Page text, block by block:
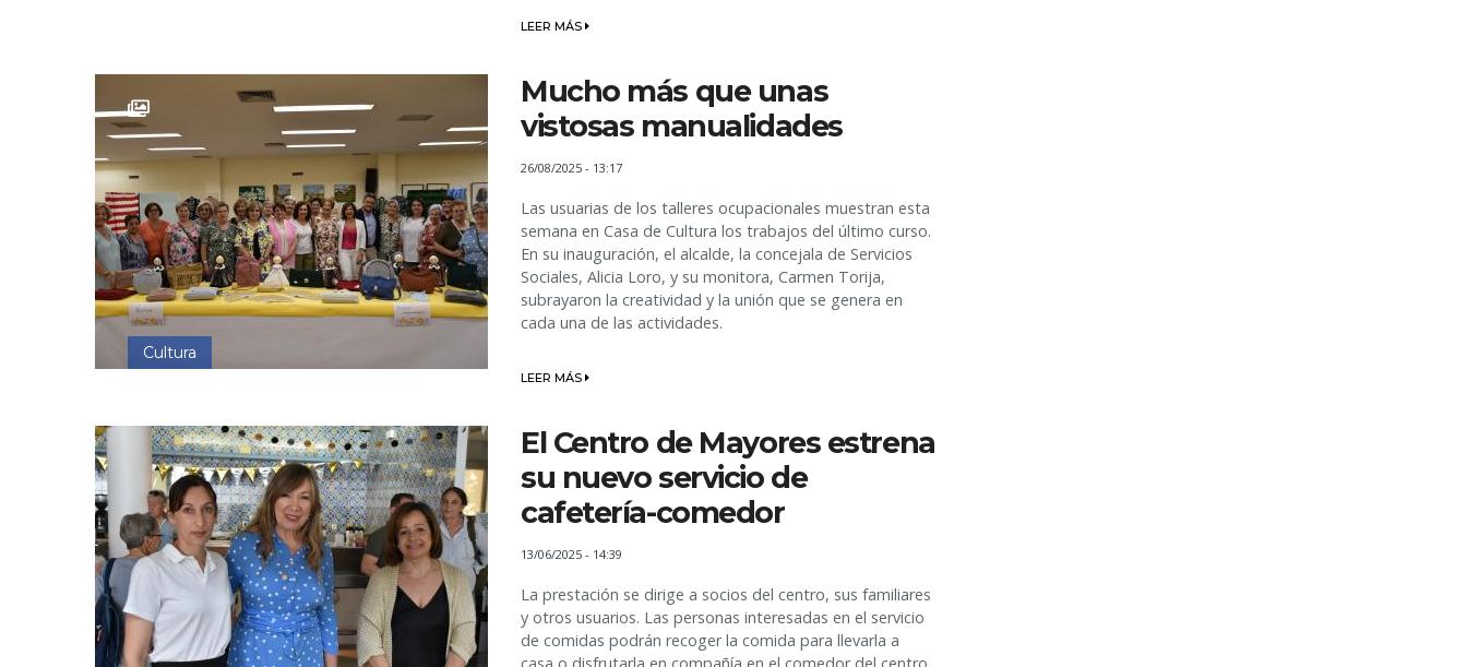
LEER MÁS
Cultura
Mucho más que unas
vistosas manualidades
26/08/2025 - 13:17
Las usuarias de los talleres ocupacionales muestran esta
semana en Casa de Cultura los trabajos del último curso.
En su inauguración, el alcalde, la concejala de Servicios
Sociales, Alicia Loro, y su monitora, Carmen Torija,
subrayaron la creatividad y la unión que se genera en
cada una de las actividades.
LEER MÁS
El Centro de Mayores estrena
su nuevo servicio de
cafetería-comedor
13/06/2025 - 14:39
La prestación se dirige a socios del centro, sus familiares
y otros usuarios. Las personas interesadas en el servicio
de comidas podrán recoger la comida para llevarla a